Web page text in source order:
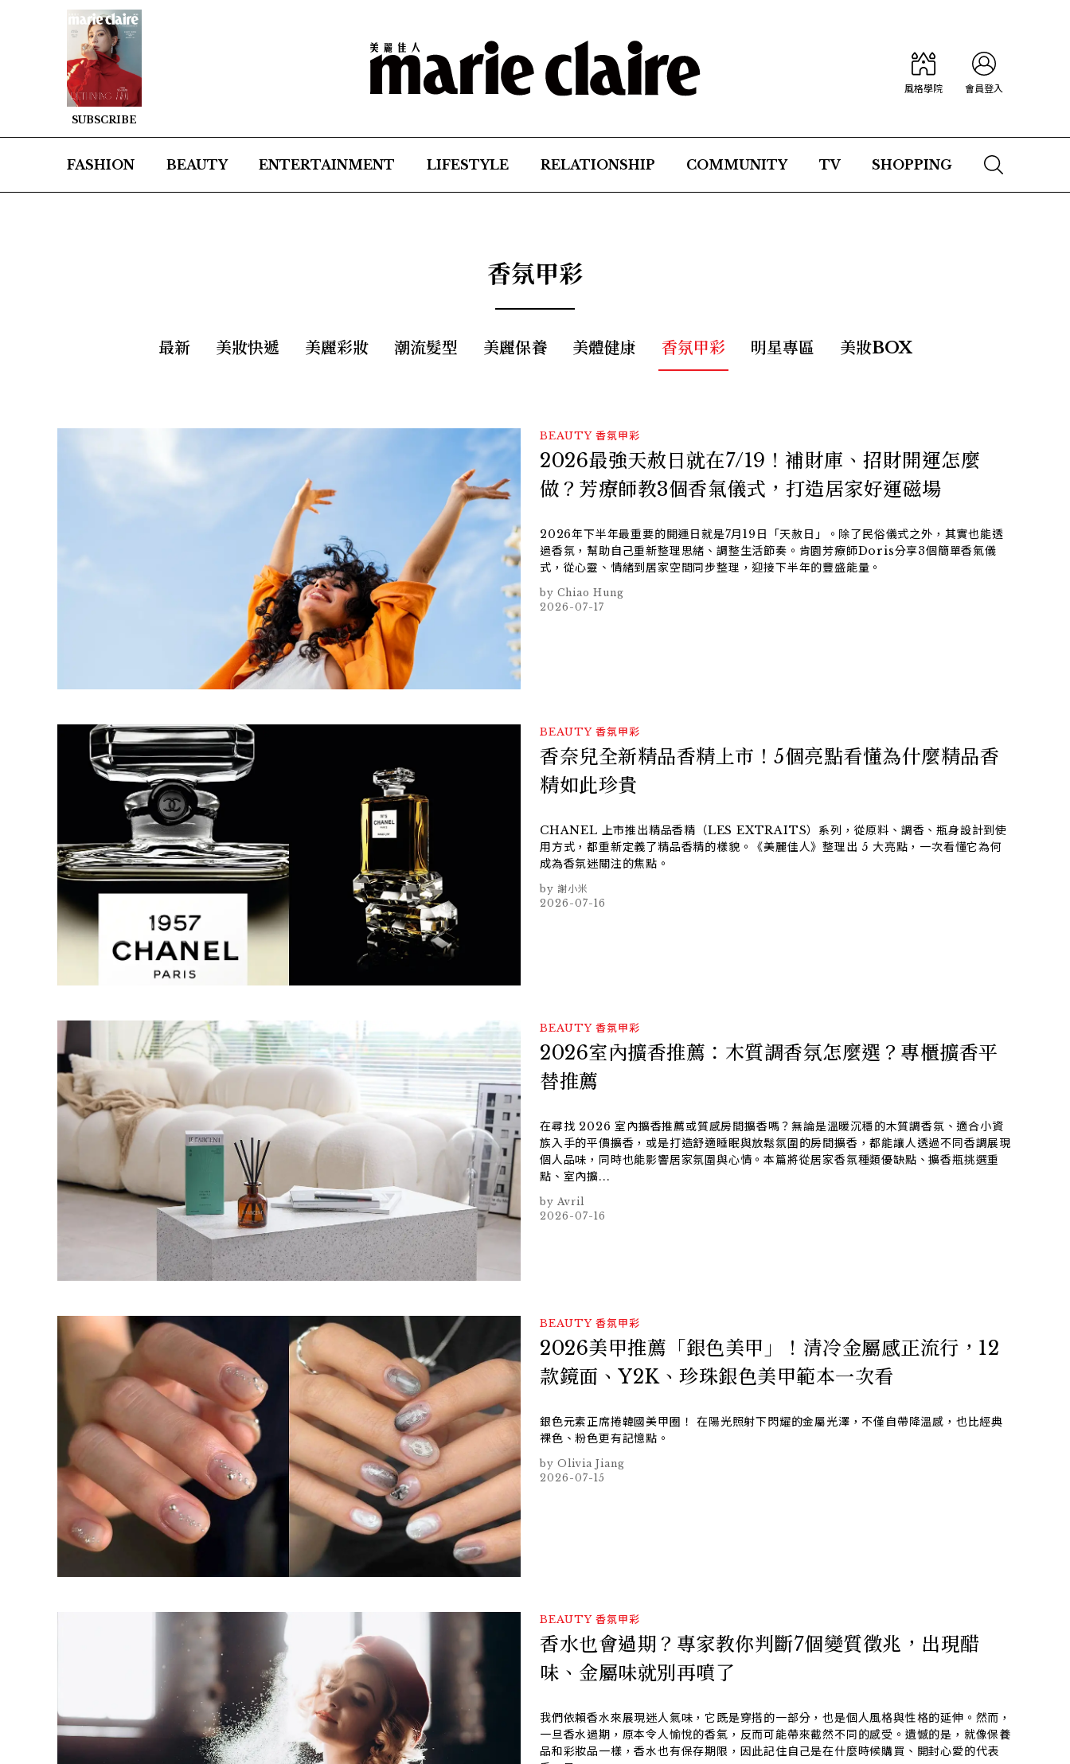
SUBSCRIBE
風格學院 會員登入
FASHION BEAUTY ENTERTAINMENT LIFESTYLE RELATIONSHIP COMMUNITY TV SHOPPING
香氛甲彩
最新 美妝快遞 美麗彩妝 潮流髮型 美麗保養 美體健康 香氛甲彩 明星專區 美妝BOX
BEAUTY 香氛甲彩
2026最強天赦日就在7/19！補財庫、招財開運怎麼
做？芳療師教3個香氣儀式，打造居家好運磁場
2026年下半年最重要的開運日就是7月19日「天赦日」。除了民俗儀式之外，其實也能透
過香氛，幫助自己重新整理思緒、調整生活節奏。肯園芳療師Doris分享3個簡單香氣儀
式，從心靈、情緒到居家空間同步整理，迎接下半年的豐盛能量。
Chiao Hung
2026-07-17
BEAUTY 香氛甲彩
香奈兒全新精品香精上市！5個亮點看懂為什麼精品香
精如此珍貴
CHANEL 上市推出精品香精（LES EXTRAITS）系列，從原料、調香、瓶身設計到使
用方式，都重新定義了精品香精的樣貌。《美麗佳人》整理出 5 大亮點，一次看懂它為何
成為香氛迷關注的焦點。
謝小米
2026-07-16
BEAUTY 香氛甲彩
2026室內擴香推薦：木質調香氛怎麼選？專櫃擴香平
替推薦
在尋找 2026 室內擴香推薦或質感房間擴香嗎？無論是溫暖沉穩的木質調香氛、適合小資
族入手的平價擴香，或是打造舒適睡眠與放鬆氛圍的房間擴香，都能讓人透過不同香調展現
個人品味，同時也能影響居家氛圍與心情。本篇將從居家香氛種類優缺點、擴香瓶挑選重
點、室內擴...
Avril
2026-07-16
BEAUTY 香氛甲彩
2026美甲推薦「銀色美甲」！清冷金屬感正流行，12
款鏡面、Y2K、珍珠銀色美甲範本一次看
銀色元素正席捲韓國美甲圈！ 在陽光照射下閃耀的金屬光澤，不僅自帶降溫感，也比經典
裸色、粉色更有記憶點。
Olivia Jiang
2026-07-15
BEAUTY 香氛甲彩
香水也會過期？專家教你判斷7個變質徵兆，出現醋
味、金屬味就別再噴了
我們依賴香水來展現迷人氣味，它既是穿搭的一部分，也是個人風格與性格的延伸。然而，
一旦香水過期，原本令人愉悅的香氣，反而可能帶來截然不同的感受。遺憾的是，就像保養
品和彩妝品一樣，香水也有保存期限，因此記住自己是在什麼時候購買、開封心愛的代表